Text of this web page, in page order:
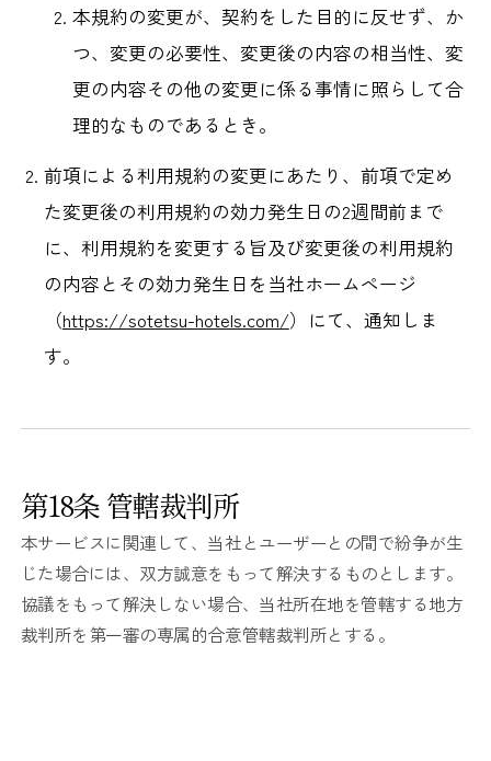
本規約の変更が、契約をした目的に反せず、か
つ、変更の必要性、変更後の内容の相当性、変
更の内容その他の変更に係る事情に照らして合
理的なものであるとき。
前項による利用規約の変更にあたり、前項で定め
た変更後の利用規約の効力発生日の2週間前まで
に、利用規約を変更する旨及び変更後の利用規約
の内容とその効力発生日を当社ホームページ
（https://sotetsu-hotels.com/）にて、通知しま
す。
第18条 管轄裁判所
本サービスに関連して、当社とユーザーとの間で紛争が生
じた場合には、双方誠意をもって解決するものとします。
協議をもって解決しない場合、当社所在地を管轄する地方
裁判所を第一審の専属的合意管轄裁判所とする。